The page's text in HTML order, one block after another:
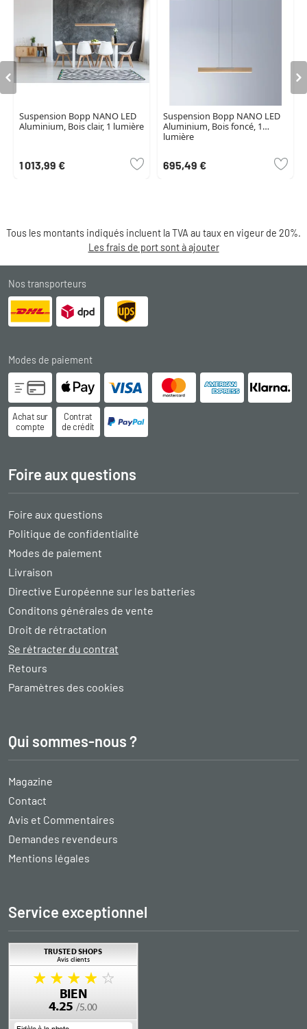
Suspension Bopp NANO LED
Aluminium, Bois clair, 1 lumière
1 013,99 €
Suspension Bopp NANO LED
Aluminium, Bois foncé, 1
lumière
695,49 €
Tous les montants indiqués incluent la TVA au taux en vigeur de 20%.
Les frais de port sont à ajouter
Nos transporteurs
Modes de paiement
Achat sur
compte
Contrat
de crédit
Foire aux questions
Foire aux questions
Politique de confidentialité
Modes de paiement
Livraison
Directive Européenne sur les batteries
Conditons générales de vente
Droit de rétractation
Se rétracter du contrat
Retours
Paramètres des cookies
Qui sommes-nous ?
Magazine
Contact
Avis et Commentaires
Demandes revendeurs
Mentions légales
Service exceptionnel